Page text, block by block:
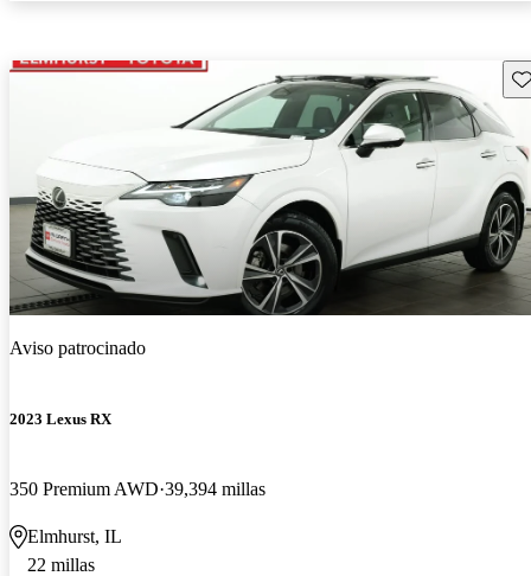
Aviso patrocinado
2023 Lexus RX
350 Premium AWD 39,394 millas
Elmhurst, IL
22 millas